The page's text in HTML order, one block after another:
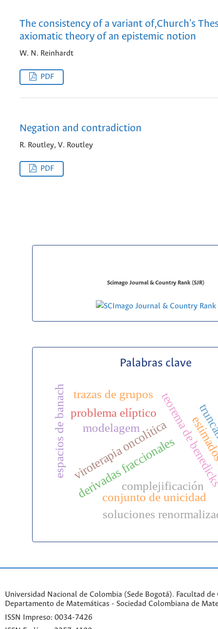
The consistency of a variant of,Church's
axiomatic theory of an epistemic notion
W. N. Reinhardt
PDF
Negation and contradiction
R. Routley, V. Routley
PDF
Scimago Journal & Country Rank (SJR)
Palabras clave
teorema de
viroterapia oncolítica
modelagem
derivadas fraccionales
espacios de banach
conjunto de unicidad
soluciones
problema elíptico
complejificación
trazas de grupos
Universidad Nacional de Colombia (Sede Bogotá). Facultad de
Departamento de Matemáticas - Sociedad Colombiana de
ISSN Impreso: 0034-7426